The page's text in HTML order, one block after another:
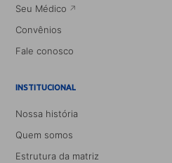
Seu Médico
Convênios
Fale conosco
INSTITUCIONAL
Nossa história
Quem somos
Estrutura da matriz